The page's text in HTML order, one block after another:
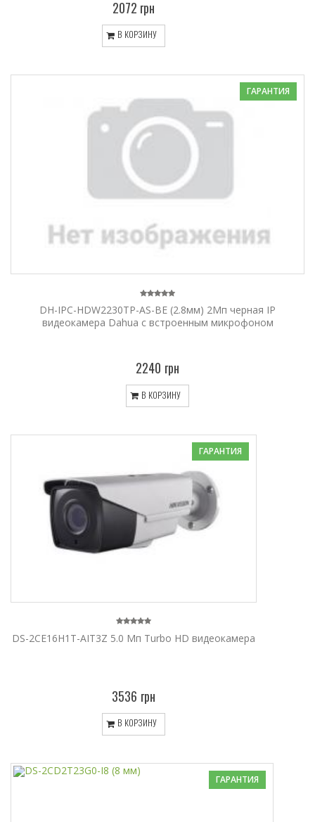
2072 грн
В КОРЗИНУ
ГАРАНТИЯ
DH-IPC-HDW2230TP-AS-BE (2.8мм) 2Mп черная IP
видеокамера Dahua с встроенным микрофоном
2240 грн
В КОРЗИНУ
ГАРАНТИЯ
DS-2CE16H1T-AIT3Z 5.0 Мп Turbo HD видеокамера
3536 грн
В КОРЗИНУ
ГАРАНТИЯ